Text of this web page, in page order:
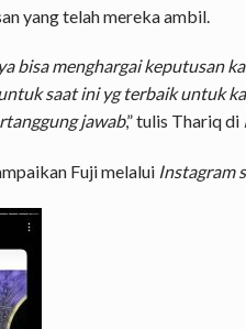
yang telah mereka ambil.
bisa menghargai keputusan
saat ini yg terbaik untuk
jawab,” tulis Thariq di
Fuji melalui Instagram